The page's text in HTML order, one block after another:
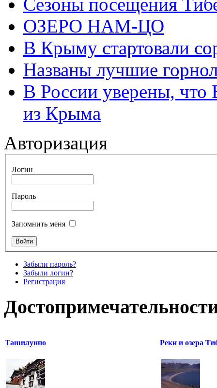
Сезоны посещения
ОЗЕРО НАМ-ЦО
В Крыму стартовали
Названы лучшие
В России уверены, что
из Крыма
Авторизация
Логин
Пароль
Запомнить меня
Забыли пароль?
Забыли логин?
Регистрация
Ташилунпо Реки и озера